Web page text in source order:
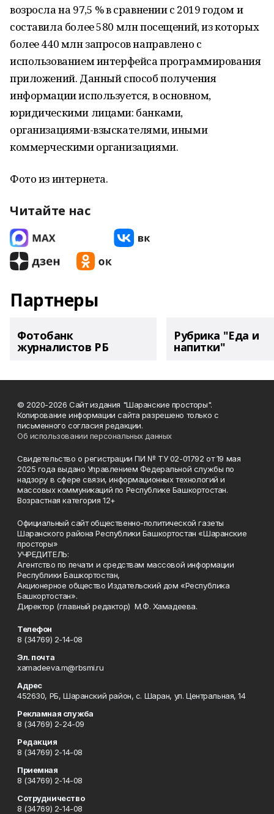
возросла на 97,5 % в сравнении с 2019 годом и
составила более 580 млн посещений, из которых
более 440 млн запросов направлено с
использованием интерфейса программирования
приложений. Данный способ получения
информации используется, в основном,
юридическими лицами: банками,
организациями-взыскателями, иными
коммерческими организациями.
Фото из интернета.
Читайте нас
Партнеры
Фотобанк
журналистов РБ
Рубрика "Еда и
напитки"
© 2020-2026 Сайт издания "Шаранские просторы".
Копирование информации сайта разрешено только с
письменного согласия редакции.
Об использовании персональных данных
Свидетельство о регистрации ПИ № ТУ 02-01792 от 19 мая
2025 года выдано Управлением Федеральной службы по
надзору в сфере связи, информационных технологий и
массовых коммуникаций по Республике Башкортостан.
Возрастная категория 12+
Официальный сайт общественно-политической газеты
Шаранского района Республики Башкортостан «Шаранские
просторы»
УЧРЕДИТЕЛЬ:
Агентство по печати и средствам массовой информации
Республики Башкортостан,
Акционерное общество Издательский дом «Республика
Башкортостан».
Директор (главный редактор) М.Ф. Хамадеева.
Телефон
8 (34769) 2-14-08
Эл. почта
xamadeeva.m@rbsmi.ru
Адрес
452630, РБ, Шаранский район, с. Шаран, ул. Центральная, 14
Рекламная служба
8 (34769) 2-24-09
Редакция
8 (34769) 2-14-08
Приемная
8 (34769) 2-14-08
Сотрудничество
8 (34769) 2-14-08